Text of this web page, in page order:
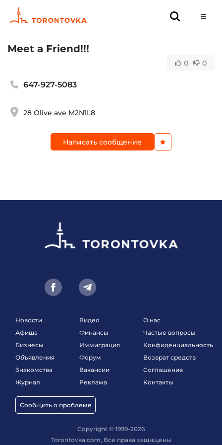
Meet a Friend!!!
0 0
647-927-5083
28 Olive ave M2N1L8
Написать сообщение
Новости
Афиша
Бизнесы
Объявления
Знакомства
Журнал
Сообщить о проблеме
Видео
Финансы
Иммиграция
Форум
Вакансии
Реклама
О нас
Частые вопросы
Конфиденциальность
Возврат средств
Соглашение
Контакты
Copyright © 1999-2026
Torontovka.com, Все права защищены